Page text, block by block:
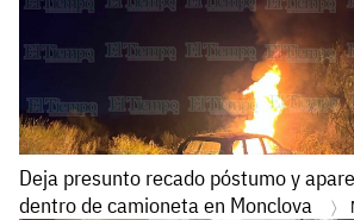
Deja presunto recado póstumo y
dentro de camioneta en Monclova